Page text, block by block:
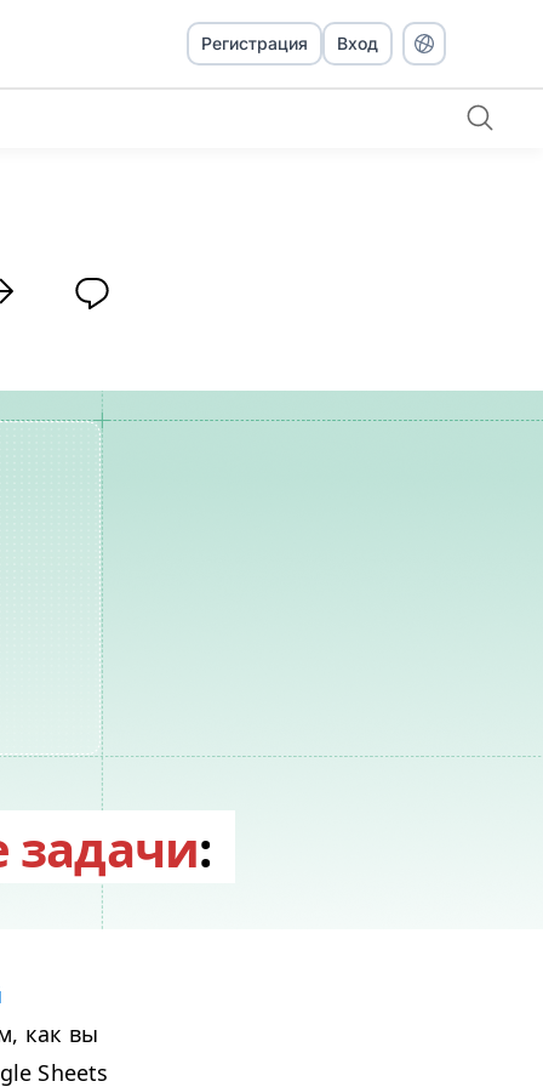
Регистрация Вход
задачи:
как вы
Sheets